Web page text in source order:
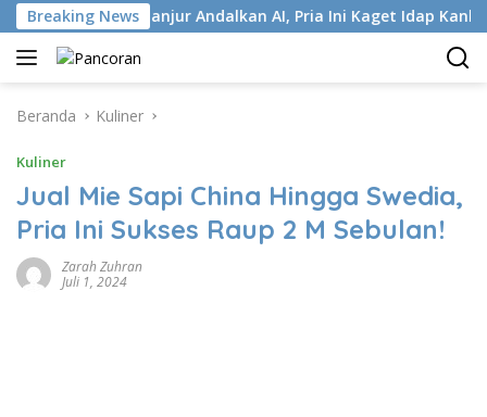
Langsung
ke
konten
Breaking News
Terlanjur Andalkan AI, Pria Ini Kaget Idap Kanker Stadium 4
Beranda Kuliner
Kuliner
Jual Mie Sapi China Hingga Swedia,
Pria Ini Sukses Raup 2 M Sebulan!
Zarah Zuhran
Juli 1, 2024